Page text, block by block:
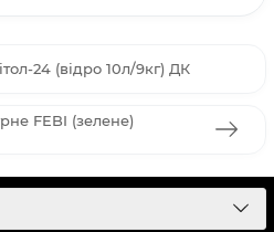
24 (відро 10л/9кг) ДК
FEBI (зелене)